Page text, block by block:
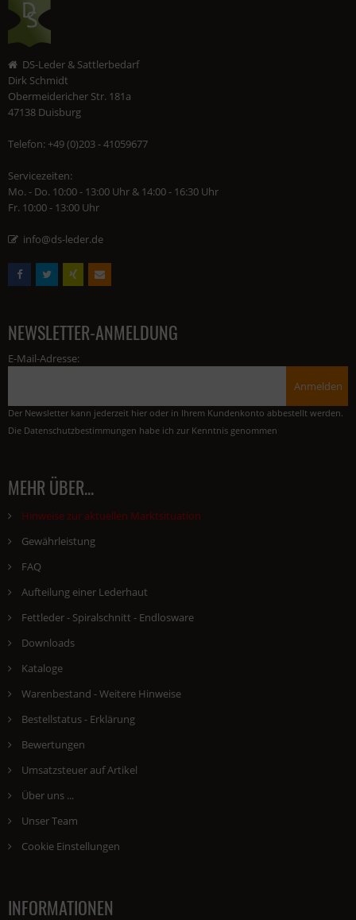
DS-Leder & Sattlerbedarf
Dirk Schmidt
Obermeidericher Str. 181a
47138 Duisburg
Telefon: +49 (0)203 - 41059677
Servicezeiten:
Mo. - Do. 10:00 - 13:00 Uhr & 14:00 - 16:30 Uhr
Fr. 10:00 - 13:00 Uhr
info@ds-leder.de
NEWSLETTER-ANMELDUNG
E-Mail-Adresse:
Anmelden
Der Newsletter kann jederzeit hier oder in Ihrem Kundenkonto abbestellt werden.
Die Datenschutzbestimmungen habe ich zur Kenntnis genommen
MEHR ÜBER...
Hinweise zur aktuellen Marktsituation
Gewährleistung
FAQ
Aufteilung einer Lederhaut
Fettleder - Spiralschnitt - Endlosware
Downloads
Kataloge
Warenbestand - Weitere Hinweise
Bestellstatus - Erklärung
Bewertungen
Umsatzsteuer auf Artikel
Über uns ...
Unser Team
Cookie Einstellungen
INFORMATIONEN